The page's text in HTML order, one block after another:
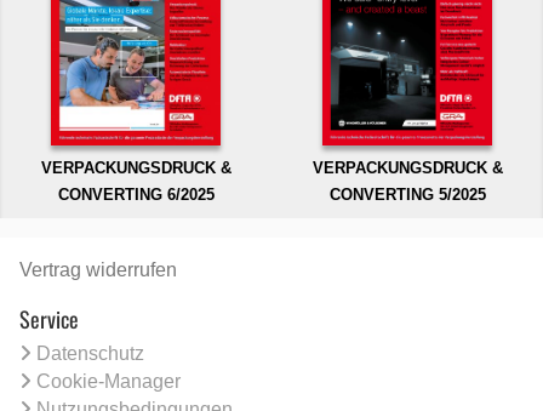
VERPACKUNGSDRUCK &
CONVERTING 6/2025
VERPACKUNGSDRUCK &
CONVERTING 5/2025
Vertrag widerrufen
Service
Datenschutz
Cookie-Manager